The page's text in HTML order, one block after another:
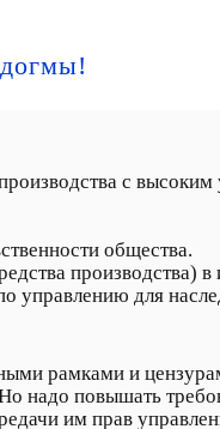
с
общества.
производства)
управлению для
рамками и
надо повышать
им прав